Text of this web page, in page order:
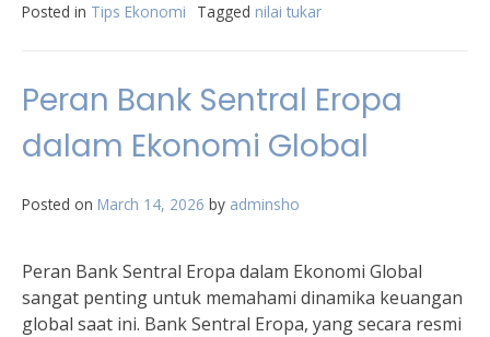
Posted in Tips Ekonomi Tagged nilai tukar
Peran Bank Sentral Eropa
dalam Ekonomi Global
Posted on March 14, 2026 by adminsho
Peran Bank Sentral Eropa dalam Ekonomi Global
sangat penting untuk memahami dinamika keuangan
global saat ini. Bank Sentral Eropa, yang secara resmi